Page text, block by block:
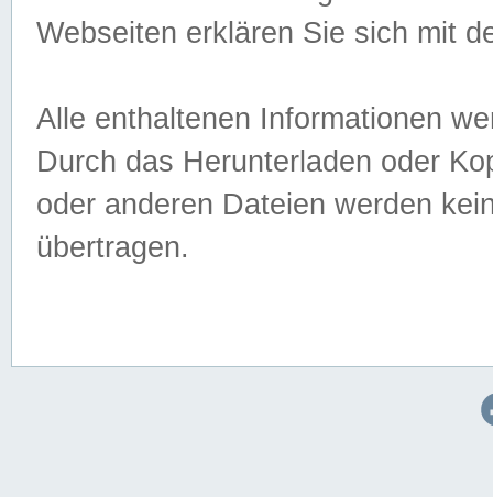
Webseiten erklären Sie sich mit
Alle enthaltenen Informationen
Durch das Herunterladen oder
oder anderen Dateien werden
übertragen.